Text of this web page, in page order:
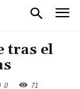
tras el
0 71